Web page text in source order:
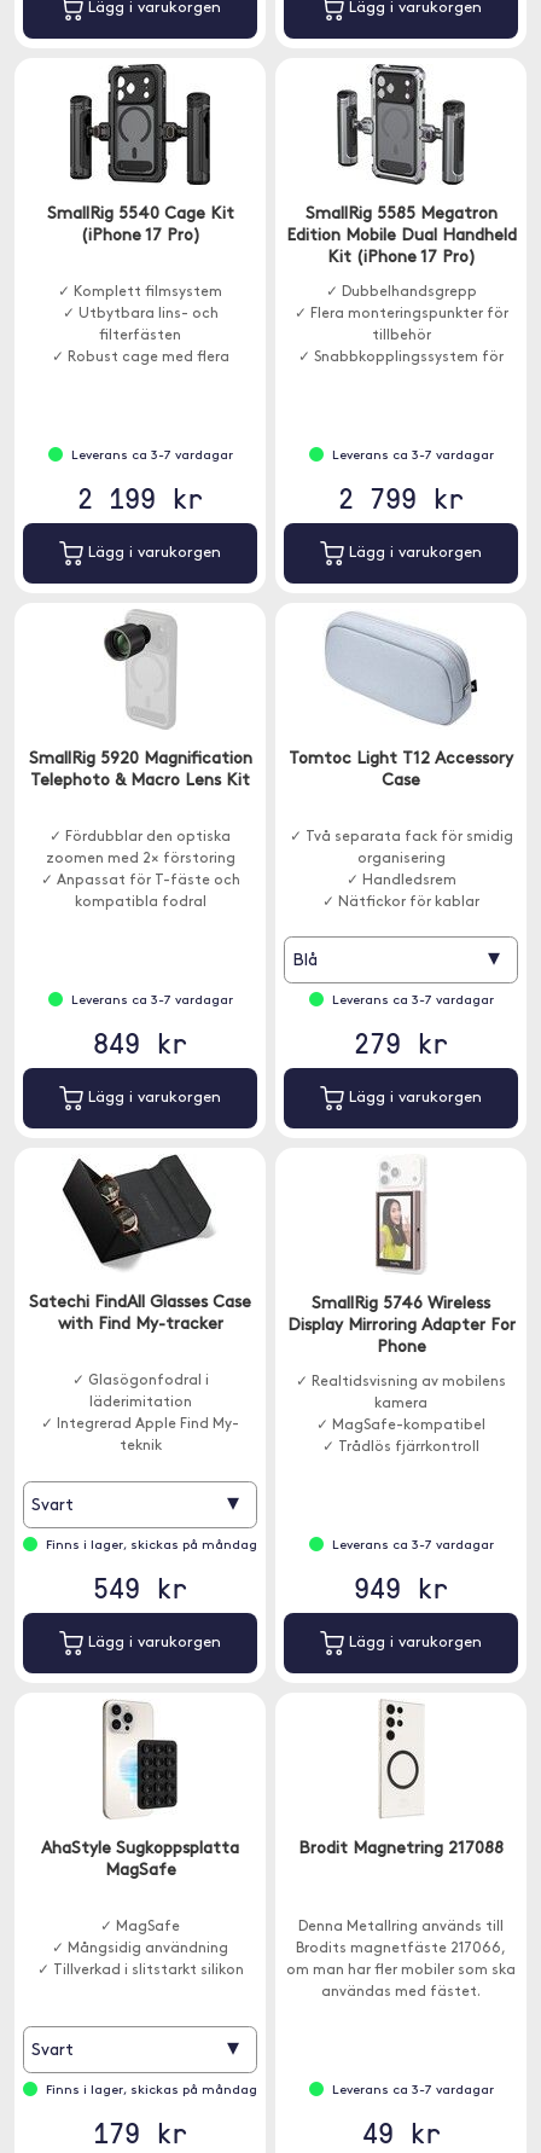
Lägg i varukorgen Lägg i varukorgen
SmallRig 5540 Cage Kit
(iPhone 17 Pro)
✓ Komplett filmsystem
✓ Utbytbara lins- och
filterfästen
✓ Robust cage med flera
Leverans ca 3-7 vardagar
2 199 kr
Lägg i varukorgen
SmallRig 5585 Megatron
Edition Mobile Dual Handheld
Kit (iPhone 17 Pro)
✓ Dubbelhandsgrepp
✓ Flera monteringspunkter för
tillbehör
✓ Snabbkopplingssystem för
Leverans ca 3-7 vardagar
2 799 kr
Lägg i varukorgen
SmallRig 5920 Magnification
Telephoto & Macro Lens Kit
✓ Fördubblar den optiska
zoomen med 2× förstoring
✓ Anpassat för T-fäste och
kompatibla fodral
Leverans ca 3-7 vardagar
849 kr
Lägg i varukorgen
Tomtoc Light T12 Accessory
Case
✓ Två separata fack för smidig
organisering
✓ Handledsrem
✓ Nätfickor för kablar
Blå ▾
Leverans ca 3-7 vardagar
279 kr
Lägg i varukorgen
Satechi FindAll Glasses Case
with Find My-tracker
✓ Glasögonfodral i
läderimitation
✓ Integrerad Apple Find My-
teknik
Svart ▾
Finns i lager, skickas på måndag
549 kr
Lägg i varukorgen
SmallRig 5746 Wireless
Display Mirroring Adapter For
Phone
✓ Realtidsvisning av mobilens
kamera
✓ MagSafe-kompatibel
✓ Trådlös fjärrkontroll
Leverans ca 3-7 vardagar
949 kr
Lägg i varukorgen
AhaStyle Sugkoppsplatta
MagSafe
✓ MagSafe
✓ Mångsidig användning
✓ Tillverkad i slitstarkt silikon
Svart ▾
Finns i lager, skickas på måndag
179 kr
Brodit Magnetring 217088
Denna Metallring används till
Brodits magnetfäste 217066,
om man har fler mobiler som ska
användas med fästet.
Leverans ca 3-7 vardagar
49 kr